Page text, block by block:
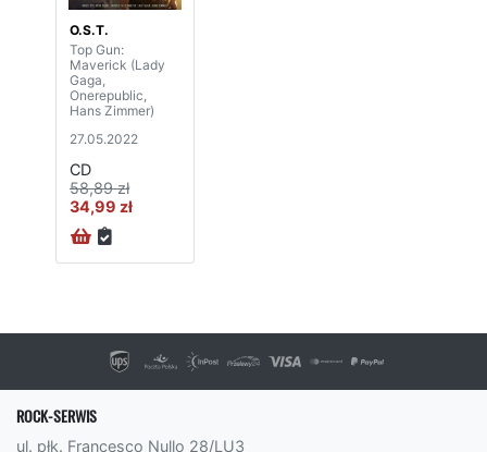
O.S.T.
Top Gun:
Maverick (Lady
Gaga,
Onerepublic,
Hans Zimmer)
27.05.2022
CD
58,89 zł
34,99 zł
ROCK-SERWIS
ul. płk. Francesco Nullo 28/LU3